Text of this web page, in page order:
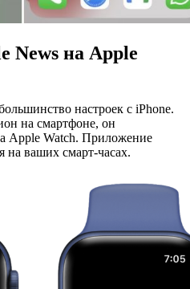
News на Apple
настроек с iPhone.
на смартфоне, он
Apple Watch. Приложение
на ваших смарт-часах.